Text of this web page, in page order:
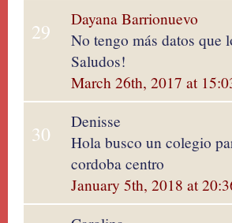
29
Dayana Barrionuevo
No tengo más datos que
Saludos!
March 26th, 2017 at
30
Denisse
Hola busco un colegio
cordoba centro
January 5th, 2018 at